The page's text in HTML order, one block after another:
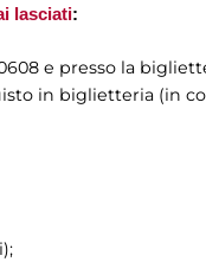
lasciati:
e presso la
in biglietteria (in